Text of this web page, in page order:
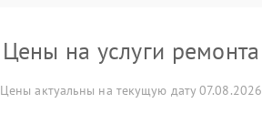
Цены на услуги ремонта
Цены актуальны на текущую дату 07.08.2026